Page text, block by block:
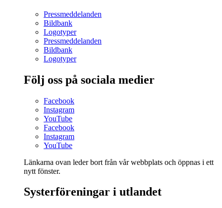
Pressmeddelanden
Bildbank
Logotyper
Pressmeddelanden
Bildbank
Logotyper
Följ oss på sociala medier
Facebook
Instagram
YouTube
Facebook
Instagram
YouTube
Länkarna ovan leder bort från vår webbplats och öppnas i ett
nytt fönster.
Systerföreningar i utlandet